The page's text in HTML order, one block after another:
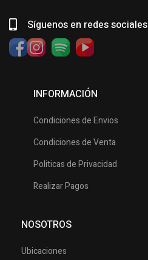
Síguenos en redes sociales
INFORMACIÓN
Condiciones de Envios
Condiciones de Venta
Politicas de Privacidad
Realizar Pagos
NOSOTROS
Ubicaciones